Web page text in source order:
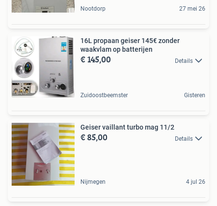
Nootdorp 27 mei 26
16L propaan geiser 145€ zonder
waakvlam op batterijen
€ 145,00 Details
Zuidoostbeemster Gisteren
Geiser vaillant turbo mag 11/2
€ 85,00 Details
Nijmegen 4 jul 26